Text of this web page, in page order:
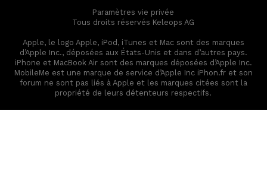
Paramètres vie privée
Tous droits réservés Keleops AG
Apple, le logo Apple, iPod, iTunes et Mac sont des marques
d’Apple Inc., déposées aux États-Unis et dans d’autres pays.
iPhone et MacBook Air sont des marques déposées d’Apple Inc.
MobileMe est une marque de service d’Apple Inc iPhon.fr et son
forum ne sont pas liés à Apple et les marques citées sont la
propriété de leurs détenteurs respectifs.